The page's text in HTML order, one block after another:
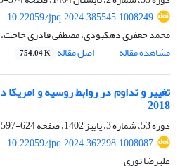
10.22059/jpq.2024.385545.1008249
محمد جعفری دهکبودی، مصطفی قادری حاجت،
مشاهده مقاله
اصل مقاله 754.04 K
2018
دوره 53، شماره 3، پاییز 1402، صفحه
624-597
10.22059/jpq.2024.362298.1008087
علیرضا نوری